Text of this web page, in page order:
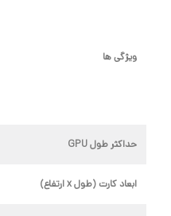
ویژگی ها
حداکثر طول GPU
ابعاد کارت (طول x ارتفاع)